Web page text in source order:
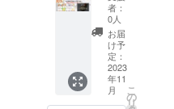
ンプル×
１袋
サービ
ス＋
IonaFre
eサンプ
ル×１枚
サービ
m」×１
箱＋
「フレ
ンチ
ガー
リック
のめざ
者：
0人
お届
け予
定：
2023
年11
月
こ
の
リ